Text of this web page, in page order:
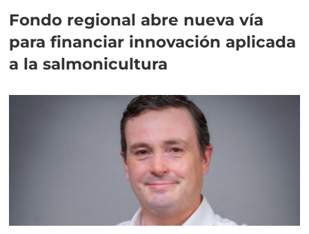
Fondo regional abre nueva vía
para financiar innovación aplicada
a la salmonicultura